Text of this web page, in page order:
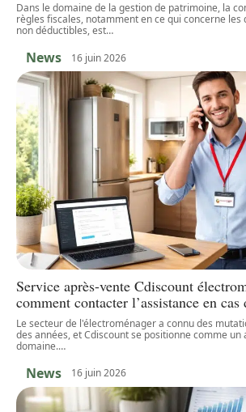
Dans le domaine de la gestion de patrimoine, la
règles fiscales, notamment en ce qui concerne les
non déductibles, est…
News 16 juin 2026
Service après-vente Cdiscount
comment contacter l’assistance en cas
Le secteur de l'électroménager a connu des
des années, et Cdiscount se positionne comme un
domaine.…
News 16 juin 2026